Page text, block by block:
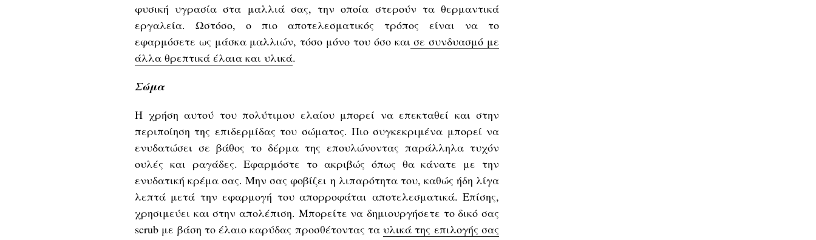
φυσική υγρασία στα μαλλιά σας, την οποία στερούν τα θερμαντικά
εργαλεία. Ωστόσο, ο πιο αποτελεσματικός τρόπος είναι να το
εφαρμόσετε ως μάσκα μαλλιών, τόσο μόνο του όσο και σε συνδυασμό με
άλλα θρεπτικά έλαια και υλικά.
Σώμα
Η χρήση αυτού του πολύτιμου ελαίου μπορεί να επεκταθεί και στην
περιποίηση της επιδερμίδας του σώματος. Πιο συγκεκριμένα μπορεί να
ενυδατώσει σε βάθος το δέρμα της επουλώνοντας παράλληλα τυχόν
ουλές και ραγάδες. Εφαρμόστε το ακριβώς όπως θα κάνατε με την
ενυδατική κρέμα σας. Μην σας φοβίζει η λιπαρότητα του, καθώς ήδη λίγα
λεπτά μετά την εφαρμογή του απορροφάται αποτελεσματικά. Επίσης,
χρησιμεύει και στην απολέπιση. Μπορείτε να δημιουργήσετε το δικό σας
scrub με βάση το έλαιο καρύδας προσθέτοντας ταυλικά της επιλογής σας